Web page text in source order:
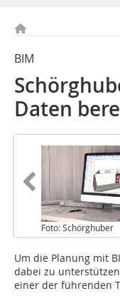
BIM
Daten
Foto: Schörghuber
Um die Planung mit
dabei zu
einer der führenden